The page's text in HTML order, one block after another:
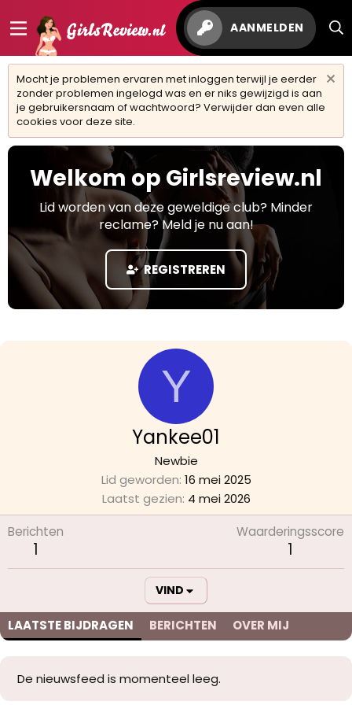
AANMELDEN
Mocht je problemen ervaren met inloggen terwijl je eerder
zonder problemen ingelogd was en er niks gewijzigd is aan
je gebruikersnaam of wachtwoord? Verwijder dan even alle
cookies voor deze site.
Welkom op Girlsreview.nl
Lid worden van deze geweldige club? Minder
reclame? Meld je nu aan!
REGISTREREN
Y
Yankee01
Newbie
Lid geworden 16 mei 2025
Laatst gezien 4 mei 2026
Berichten
1
Waarderingsscore
1
VIND
LAATSTE BIJDRAGEN BERICHTEN OVER MIJ
De nieuwsfeed is momenteel leeg.